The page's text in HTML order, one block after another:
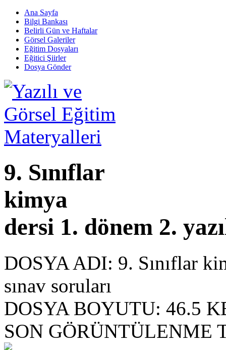
Ana Sayfa
Bilgi Bankası
Belirli Gün ve Haftalar
Görsel Galeriler
Eğitim Dosyaları
Eğitici Şiirler
Dosya Gönder
9. Sınıflar
kimya
dersi 1. dönem 2.
DOSYA ADI: 9. Sınıflar
sınav soruları
DOSYA BOYUTU: 46.5
SON GÖRÜNTÜLENME